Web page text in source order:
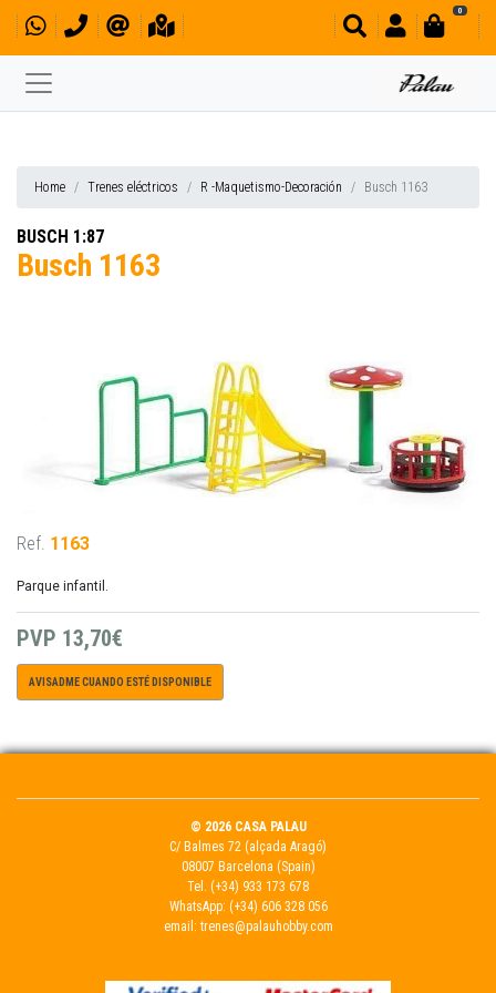
0
Home Trenes eléctricos R -Maquetismo-Decoración Busch 1163
BUSCH 1:87
Busch 1163
Ref. 1163
Parque infantil.
PVP 13,70€
AVISADME CUANDO ESTÉ DISPONIBLE
© 2026 CASA PALAU
C/ Balmes 72 (alçada Aragó)
08007 Barcelona (Spain)
Tel. (+34) 933 173 678
WhatsApp: (+34) 606 328 056
email: trenes@palauhobby.com